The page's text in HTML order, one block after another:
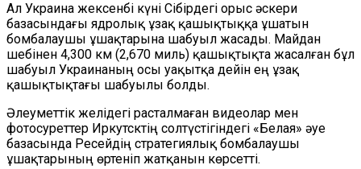
Ал Украина жексенбі күні Сібірдегі орыс әскери
базасындағы ядролық ұзақ қашықтыққа ұшатын
бомбалаушы ұшақтарына шабуыл жасады. Майдан
шебінен 4,300 км (2,670 миль) қашықтықта жасалған бұл
шабуыл Украинаның осы уақытқа дейін ең ұзақ
қашықтықтағы шабуылы болды.
Әлеуметтік желідегі расталмаған видеолар мен
фотосуреттер Иркутсктің солтүстігіндегі «Белая» әуе
базасында Ресейдің стратегиялық бомбалаушы
ұшақтарының өртеніп жатқанын көрсетті.